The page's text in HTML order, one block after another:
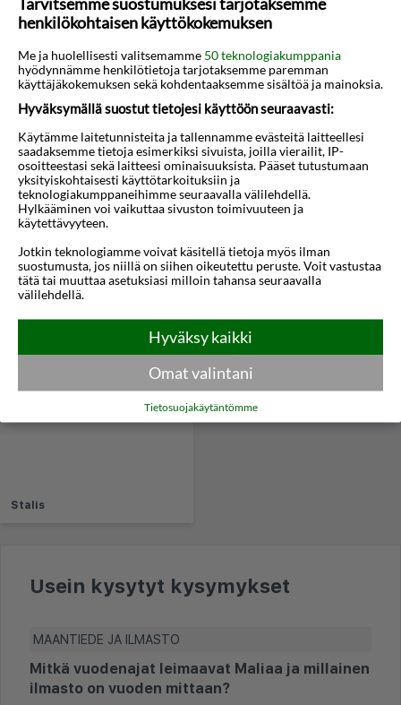
Scaleta Sfakaki
Stalis
Usein kysytyt kysymykset
MAANTIEDE JA ILMASTO
Mitkä vuodenajat leimaavat Maliaa ja millainen
ilmasto on vuoden mittaan?
henkilökohtaisen käyttökokemuksen
Me ja huolellisesti valitsemamme 50 teknologiakumppania
hyödynnämme henkilötietoja tarjotaksemme paremman
käyttäjäkokemuksen sekä kohdentaaksemme sisältöä ja mainoksia.
Hyväksymällä suostut tietojesi käyttöön seuraavasti:
Käytämme laitetunnisteita ja tallennamme evästeitä laitteellesi
saadaksemme tietoja esimerkiksi sivuista, joilla vierailit, IP-
osoitteestasi sekä laitteesi ominaisuuksista. Pääset tutustumaan
yksityiskohtaisesti käyttötarkoituksiin ja
teknologiakumppaneihimme seuraavalla välilehdellä.
Hylkääminen voi vaikuttaa sivuston toimivuuteen ja
käytettävyyteen.
Jotkin teknologiamme voivat käsitellä tietoja myös ilman
suostumusta, jos niillä on siihen oikeutettu peruste. Voit vastustaa
tätä tai muuttaa asetuksiasi milloin tahansa seuraavalla
välilehdellä.
Hyväksy kaikki
Omat valintani
Tietosuojakäytäntömme